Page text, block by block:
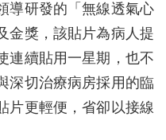
導研發的「無線透氣心
金獎，該貼片為病人提
連續貼用一星期，也不
深切治療病房採用的臨
片更輕便，省卻以接線